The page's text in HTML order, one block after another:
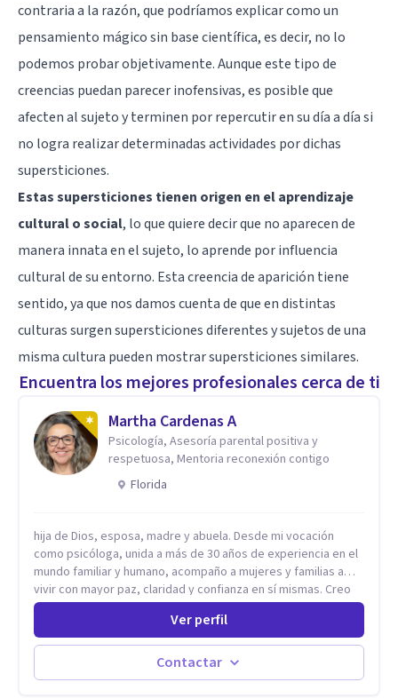
contraria a la razón, que podríamos explicar como un
pensamiento mágico sin base científica, es decir, no lo
podemos probar objetivamente. Aunque este tipo de
creencias puedan parecer inofensivas, es posible que
afecten al sujeto y terminen por repercutir en su día a día si
no logra realizar determinadas actividades por dichas
supersticiones.
Estas supersticiones tienen origen en el aprendizaje
cultural o social, lo que quiere decir que no aparecen de
manera innata en el sujeto, lo aprende por influencia
cultural de su entorno. Esta creencia de aparición tiene
sentido, ya que nos damos cuenta de que en distintas
culturas surgen supersticiones diferentes y sujetos de una
misma cultura pueden mostrar supersticiones similares.
Encuentra los mejores profesionales cerca de ti
Martha Cardenas A
Psicología, Asesoría parental positiva y
respetuosa, Mentoria reconexión contigo
Florida
hija de Dios, esposa, madre y abuela. Desde mi vocación
como psicóloga, unida a más de 30 años de experiencia en el
mundo familiar y humano, acompaño a mujeres y familias a
vivir con mayor paz, claridad y confianza en sí mismas. Creo
profundamente que la vida está hecha de etapas, y que cada
ciclo —personal, emocional, espiritual y familiar— trae
oportunidades de crecimiento. Por eso utilizo una
combinación de psicología positiva, enfoque humanista,
herramientas contemporáneas de bienestar mental y
Ver perfil
Contactar